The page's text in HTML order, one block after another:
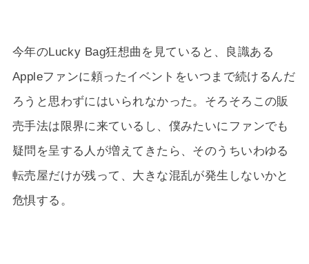
今年のLucky Bag狂想曲を見ていると、良識ある
Appleファンに頼ったイベントをいつまで続けるんだ
ろうと思わずにはいられなかった。そろそろこの販
売手法は限界に来ているし、僕みたいにファンでも
疑問を呈する人が増えてきたら、そのうちいわゆる
転売屋だけが残って、大きな混乱が発生しないかと
危惧する。